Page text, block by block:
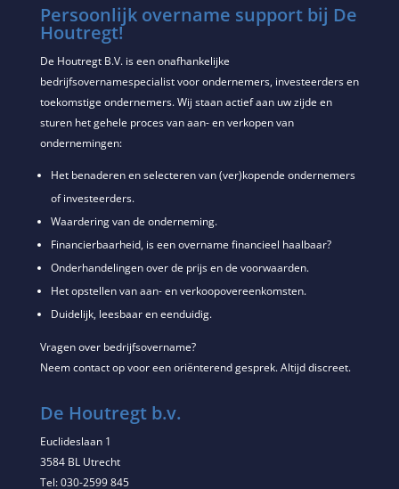
Persoonlijk overname support bij De
Houtregt!
De Houtregt B.V. is een onafhankelijke
bedrijfsovernamespecialist voor ondernemers, investeerders en
toekomstige ondernemers. Wij staan actief aan uw zijde en
sturen het gehele proces van aan- en verkopen van
ondernemingen:
Het benaderen en selecteren van (ver)kopende ondernemers
of investeerders.
Waardering van de onderneming.
Financierbaarheid, is een overname financieel haalbaar?
Onderhandelingen over de prijs en de voorwaarden.
Het opstellen van aan- en verkoopovereenkomsten.
Duidelijk, leesbaar en eenduidig.
Vragen over bedrijfsovername?
Neem contact op voor een oriënterend gesprek. Altijd discreet.
De Houtregt b.v.
Euclideslaan 1
3584 BL Utrecht
Tel: 030-2599 845